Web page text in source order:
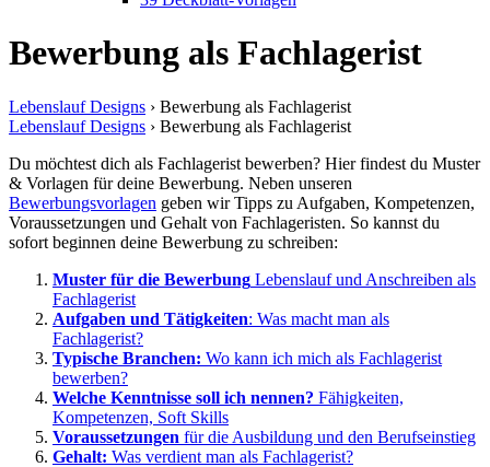
Bewerbung als Fachlagerist
Lebenslauf Designs › Bewerbung als Fachlagerist
Lebenslauf Designs › Bewerbung als Fachlagerist
Du möchtest dich als Fachlagerist bewerben? Hier findest du Muster
& Vorlagen für deine Bewerbung. Neben unseren
Bewerbungsvorlagen geben wir Tipps zu Aufgaben, Kompetenzen,
Voraussetzungen und Gehalt von Fachlageristen. So kannst du
sofort beginnen deine Bewerbung zu schreiben:
Muster für die Bewerbung Lebenslauf und Anschreiben als
Fachlagerist
Aufgaben und Tätigkeiten: Was macht man als
Fachlagerist?
Typische Branchen: Wo kann ich mich als Fachlagerist
bewerben?
Welche Kenntnisse soll ich nennen? Fähigkeiten,
Kompetenzen, Soft Skills
Voraussetzungen für die Ausbildung und den Berufseinstieg
Gehalt: Was verdient man als Fachlagerist?